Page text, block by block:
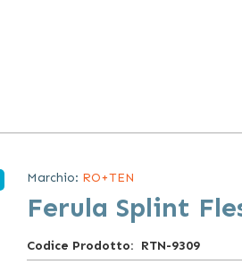
Marchio: RO+TEN
Ferula Splint
Codice Prodotto RTN-9309